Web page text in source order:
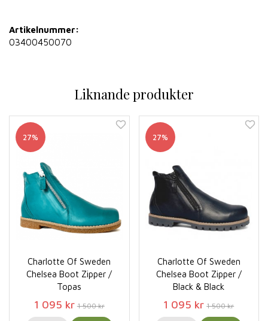
Artikelnummer:
03400450070
Liknande produkter
27%
Charlotte Of Sweden
Chelsea Boot Zipper /
Topas
1 095 kr 1 500 kr
27%
Charlotte Of Sweden
Chelsea Boot Zipper /
Black & Black
1 095 kr 1 500 kr